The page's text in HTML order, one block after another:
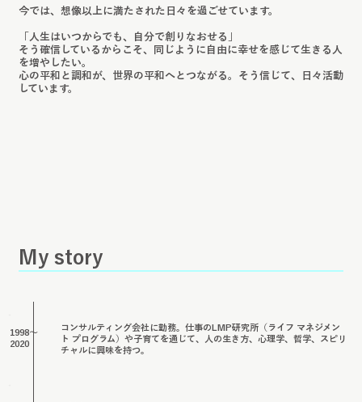
今では、想像以上に満たされた日々を過ごせています。
「人生はいつからでも、自分で創りなおせる」
そう確信しているからこそ、同じように自由に幸せを感じて生きる人
を増やしたい。
心の平和と調和が、世界の平和へとつながる。そう信じて、日々活動
しています。
コンサルティング会社に勤務。仕事のLMP研究所（ライフ マネジメン
ト プログラム）や子育てを通じて、人の生き方、心理学、哲学、スピリ
チャルに興味を持つ。
1998〜
​2020
​My story